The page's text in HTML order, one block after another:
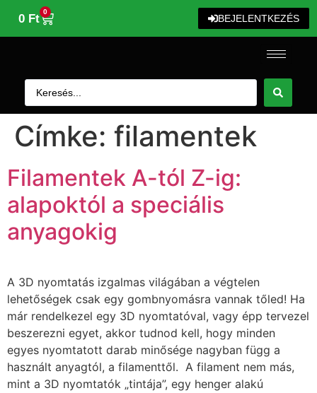
0 Ft 0
BEJELENTKEZÉS
Címke: filamentek
Filamentek A-tól Z-ig:
alapoktól a speciális
anyagokig
A 3D nyomtatás izgalmas világában a végtelen
lehetőségek csak egy gombnyomásra vannak tőled! Ha
már rendelkezel egy 3D nyomtatóval, vagy épp tervezel
beszerezni egyet, akkor tudnod kell, hogy minden
egyes nyomtatott darab minősége nagyban függ a
használt anyagtól, a filamenttől. A filament nem más,
mint a 3D nyomtatók „tintája”, egy henger alakú